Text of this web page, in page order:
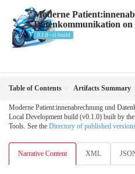
Moderne
Datenkommunikation
0.1.0 - ci-build
Table of Contents Artifacts Summary
Moderne Patient:innenabrechnung und
Local Development build (v0.1.0) built by
Tools. See the Directory of published
Narrative Content XML